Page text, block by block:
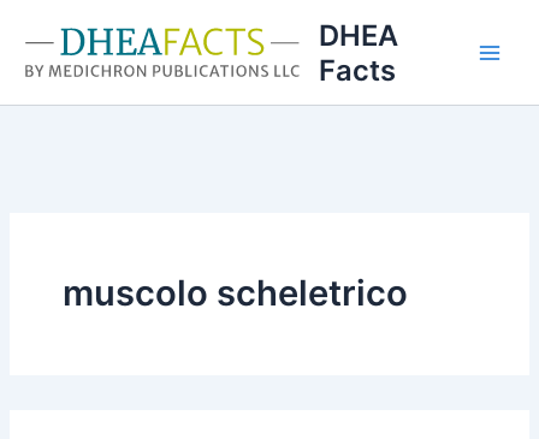
contenuto
DHEA
Facts
muscolo scheletrico